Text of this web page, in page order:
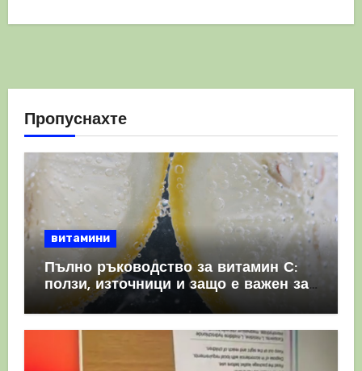
Пропуснахте
витамини
Пълно ръководство за витамин С:
ползи, източници и защо е важен за
имунната система